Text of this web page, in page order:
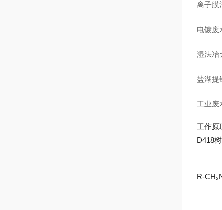
离子膜
电镀废
湿法冶
盐湖提
工业废
工作原
D418
R-